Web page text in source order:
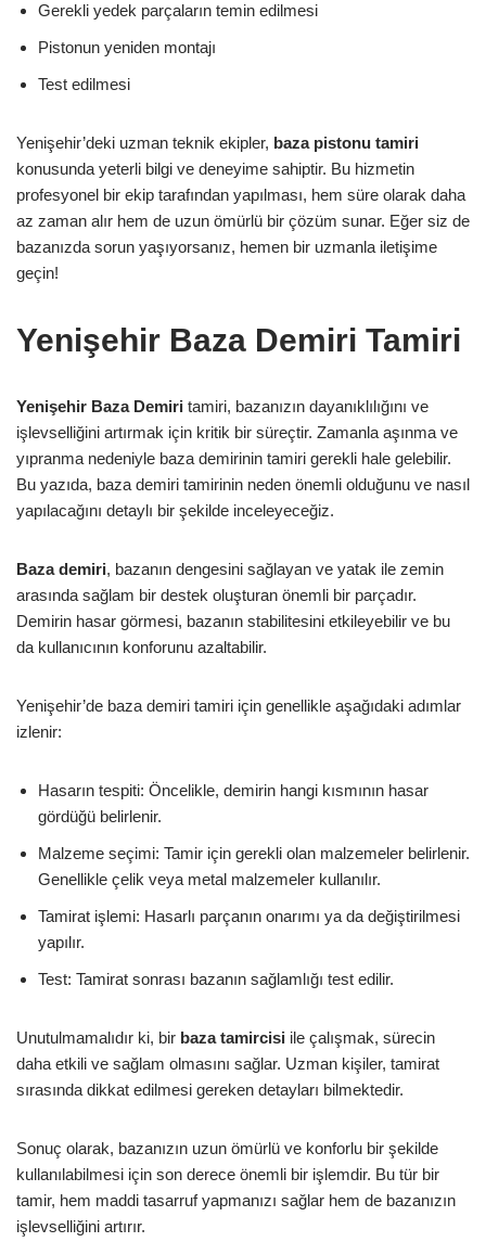
Gerekli yedek parçaların temin edilmesi
Pistonun yeniden montajı
Test edilmesi
Yenişehir’deki uzman teknik ekipler, baza pistonu tamiri
konusunda yeterli bilgi ve deneyime sahiptir. Bu hizmetin
profesyonel bir ekip tarafından yapılması, hem süre olarak daha
az zaman alır hem de uzun ömürlü bir çözüm sunar. Eğer siz de
bazanızda sorun yaşıyorsanız, hemen bir uzmanla iletişime
geçin!
Yenişehir Baza Demiri Tamiri
Yenişehir Baza Demiri tamiri, bazanızın dayanıklılığını ve
işlevselliğini artırmak için kritik bir süreçtir. Zamanla aşınma ve
yıpranma nedeniyle baza demirinin tamiri gerekli hale gelebilir.
Bu yazıda, baza demiri tamirinin neden önemli olduğunu ve nasıl
yapılacağını detaylı bir şekilde inceleyeceğiz.
Baza demiri, bazanın dengesini sağlayan ve yatak ile zemin
arasında sağlam bir destek oluşturan önemli bir parçadır.
Demirin hasar görmesi, bazanın stabilitesini etkileyebilir ve bu
da kullanıcının konforunu azaltabilir.
Yenişehir’de baza demiri tamiri için genellikle aşağıdaki adımlar
izlenir:
Hasarın tespiti: Öncelikle, demirin hangi kısmının hasar
gördüğü belirlenir.
Malzeme seçimi: Tamir için gerekli olan malzemeler belirlenir.
Genellikle çelik veya metal malzemeler kullanılır.
Tamirat işlemi: Hasarlı parçanın onarımı ya da değiştirilmesi
yapılır.
Test: Tamirat sonrası bazanın sağlamlığı test edilir.
Unutulmamalıdır ki, bir baza tamircisi ile çalışmak, sürecin
daha etkili ve sağlam olmasını sağlar. Uzman kişiler, tamirat
sırasında dikkat edilmesi gereken detayları bilmektedir.
Sonuç olarak, bazanızın uzun ömürlü ve konforlu bir şekilde
kullanılabilmesi için son derece önemli bir işlemdir. Bu tür bir
tamir, hem maddi tasarruf yapmanızı sağlar hem de bazanızın
işlevselliğini artırır.